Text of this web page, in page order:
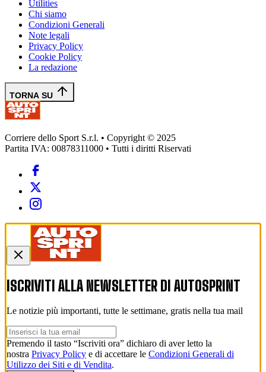
Utilities
Chi siamo
Condizioni Generali
Note legali
Privacy Policy
Cookie Policy
La redazione
TORNA SU
Corriere dello Sport S.r.l. • Copyright © 2025
Partita IVA: 00878311000 • Tutti i diritti Riservati
ISCRIVITI ALLA NEWSLETTER DI AUTOSPRINT
Le notizie più importanti, tutte le settimane, gratis nella tua mail
Premendo il tasto “Iscriviti ora” dichiaro di aver letto la
nostra Privacy Policy e di accettare le Condizioni Generali di
Utilizzo dei Siti e di Vendita.